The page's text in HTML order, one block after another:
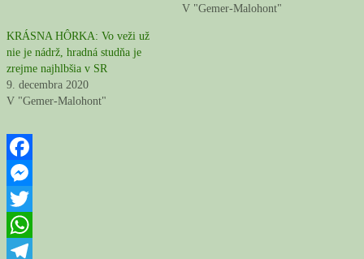
V "Gemer-Malohont"
KRÁSNA HÔRKA: Vo veži už
nie je nádrž, hradná studňa je
zrejme najhlbšia v SR
9. decembra 2020
V "Gemer-Malohont"
Facebook
Messenger
Twitter
WhatsApp